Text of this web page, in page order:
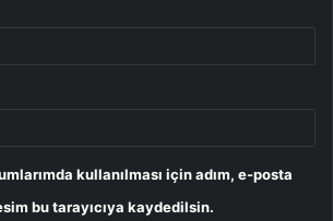
kullanılması için adım, e-posta
bu tarayıcıya kaydedilsin.